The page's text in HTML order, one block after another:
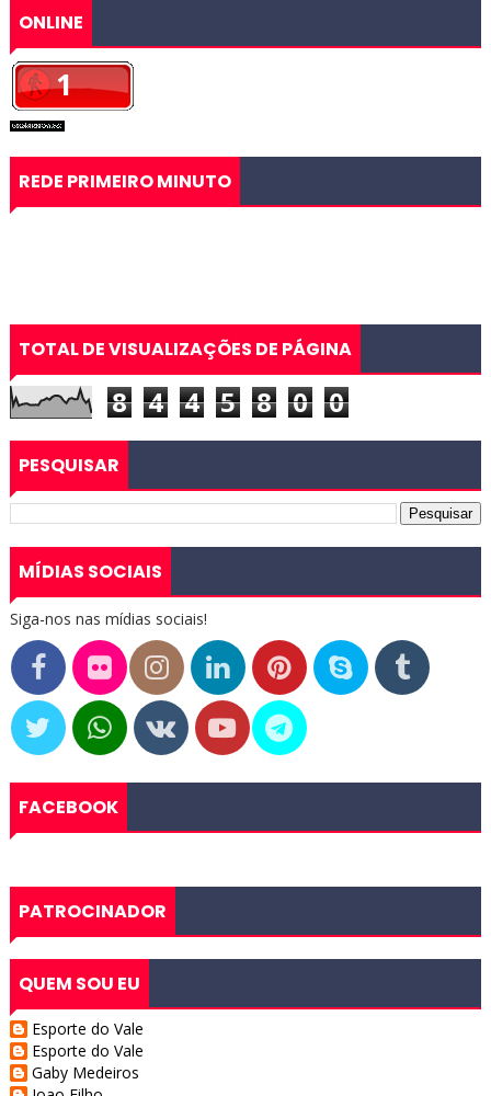
ONLINE
REDE PRIMEIRO MINUTO
TOTAL DE VISUALIZAÇÕES DE PÁGINA
8 4 4 5 8 0 0
PESQUISAR
MÍDIAS SOCIAIS
Siga-nos nas mídias sociais!
FACEBOOK
PATROCINADOR
QUEM SOU EU
Esporte do Vale
Esporte do Vale
Gaby Medeiros